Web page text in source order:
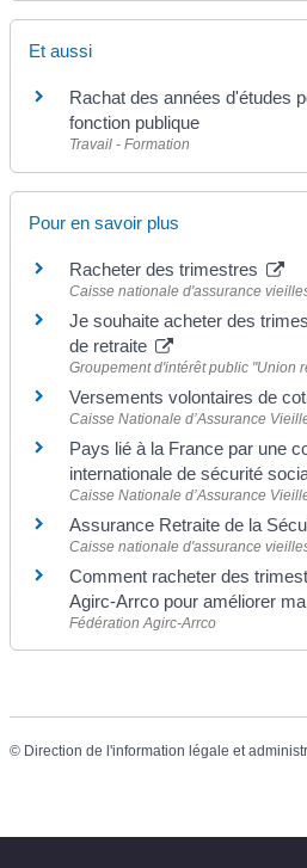
Et aussi
Rachat des années d'études
fonction publique
Travail - Formation
Pour en savoir plus
Racheter des trimestres
Caisse nationale d'assurance
Je souhaite acheter des
de retraite
Groupement d'intérêt public "Union
Versements volontaires de
Caisse Nationale d’Assurance
Pays lié à la France par une
internationale de sécurité
Caisse Nationale d’Assurance
Assurance Retraite de la
Caisse nationale d'assurance
Comment racheter des
Agirc-Arrco pour améliorer
Fédération Agirc-Arrco
© Direction de l'information légale et